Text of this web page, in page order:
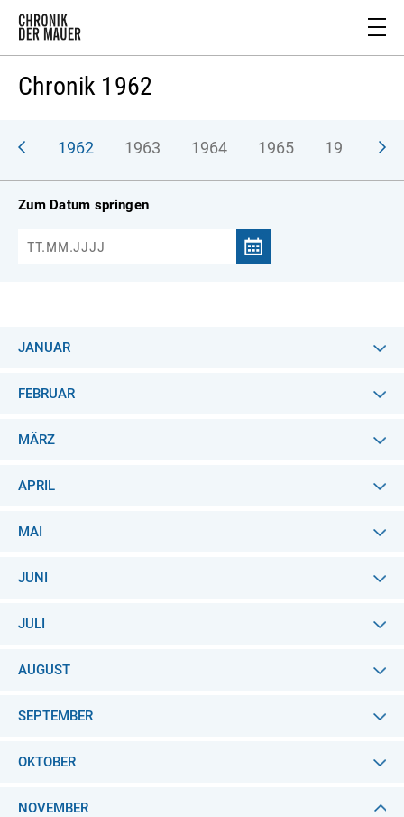
Chronik 1962
1962 1963 1964 1965 1966
Zum Datum springen
JANUAR
FEBRUAR
MÄRZ
APRIL
MAI
JUNI
JULI
AUGUST
SEPTEMBER
OKTOBER
NOVEMBER